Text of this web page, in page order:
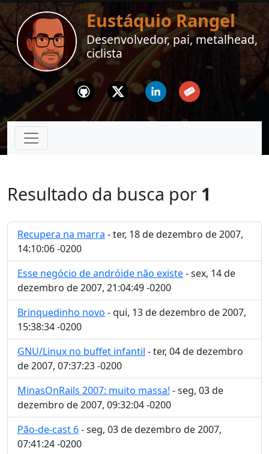
Eustáquio Rangel
Desenvolvedor, pai, metalhead,
ciclista
Github Twitter Linkedin Email
Resultado da busca por 1
Recupera na marra - ter, 18 de dezembro de 2007,
14:10:06 -0200
Esse negócio de andróide não existe- sex, 14 de
dezembro de 2007, 21:04:49 -0200
Brinquedinho novo - qui, 13 de dezembro de 2007,
15:38:34 -0200
GNU/Linux no buffet infantil - ter, 04 de dezembro
de 2007, 07:37:23 -0200
MinasOnRails 2007: muito massa! - seg, 03 de
dezembro de 2007, 09:32:04 -0200
Pão-de-cast 6- seg, 03 de dezembro de 2007,
07:41:24 -0200